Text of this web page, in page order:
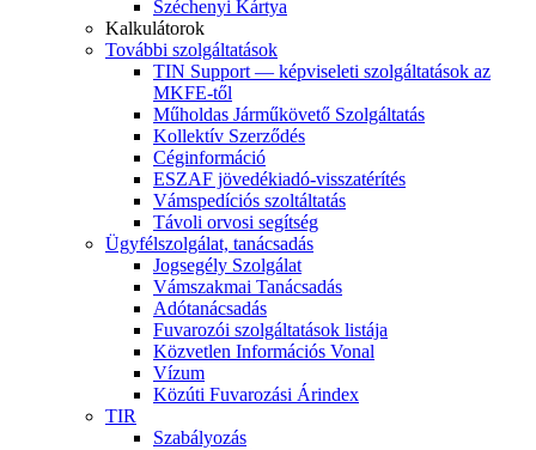
Széchenyi Kártya
Kalkulátorok
További szolgáltatások
TIN Support — képviseleti szolgáltatások az
MKFE-től
Műholdas Járműkövető Szolgáltatás
Kollektív Szerződés
Céginformáció
ESZAF jövedékiadó-visszatérítés
Vámspedíciós szoltáltatás
Távoli orvosi segítség
Ügyfélszolgálat, tanácsadás
Jogsegély Szolgálat
Vámszakmai Tanácsadás
Adótanácsadás
Fuvarozói szolgáltatások listája
Közvetlen Információs Vonal
Vízum
Közúti Fuvarozási Árindex
TIR
Szabályozás